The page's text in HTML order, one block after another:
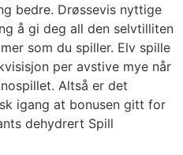
bedre. Drøssevis nyttige
å gi deg all den selvtilliten
som du spiller. Elv spille
per avstive mye når
Altså er det
igang at bonusen gitt for
dehydrert Spill